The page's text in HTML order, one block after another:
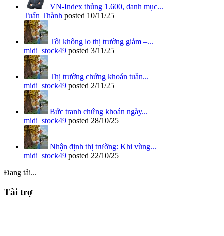
VN-Index thủng 1.600, danh mục...
Tuấn Thành posted 10/11/25
Tôi không lo thị trường giảm –...
midi_stock49 posted 3/11/25
Thị trường chứng khoán tuần...
midi_stock49 posted 2/11/25
Bức tranh chứng khoán ngày...
midi_stock49 posted 28/10/25
Nhận định thị trường: Khi vùng...
midi_stock49 posted 22/10/25
Đang tải...
Tài trợ